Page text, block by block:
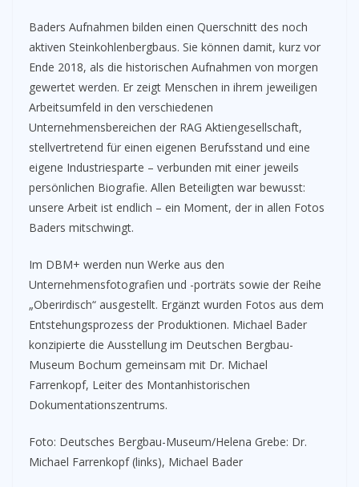
Baders Aufnahmen bilden einen Querschnitt des noch
aktiven Steinkohlenbergbaus. Sie können damit, kurz vor
Ende 2018, als die historischen Aufnahmen von morgen
gewertet werden. Er zeigt Menschen in ihrem jeweiligen
Arbeitsumfeld in den verschiedenen
Unternehmensbereichen der RAG Aktiengesellschaft,
stellvertretend für einen eigenen Berufsstand und eine
eigene Industriesparte – verbunden mit einer jeweils
persönlichen Biografie. Allen Beteiligten war bewusst:
unsere Arbeit ist endlich – ein Moment, der in allen Fotos
Baders mitschwingt.
Im DBM+ werden nun Werke aus den
Unternehmensfotografien und -porträts sowie der Reihe
„Oberirdisch“ ausgestellt. Ergänzt wurden Fotos aus dem
Entstehungsprozess der Produktionen. Michael Bader
konzipierte die Ausstellung im Deutschen Bergbau-
Museum Bochum gemeinsam mit Dr. Michael
Farrenkopf, Leiter des Montanhistorischen
Dokumentationszentrums.
Foto: Deutsches Bergbau-Museum/Helena Grebe: Dr.
Michael Farrenkopf (links), Michael Bader